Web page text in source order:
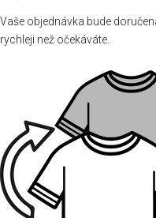
Vaše objednávka bude
rychleji než očekáváte.